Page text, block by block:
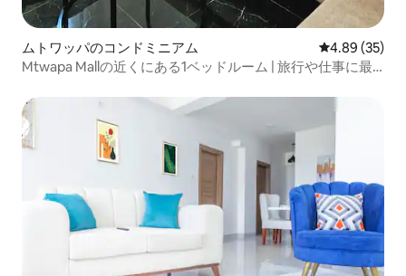
ムトワッパのコンドミニアム レビュー35
4.89 (35)
Mtwapa Mallの近くにある1ベッドルーム | 旅行や仕事に最